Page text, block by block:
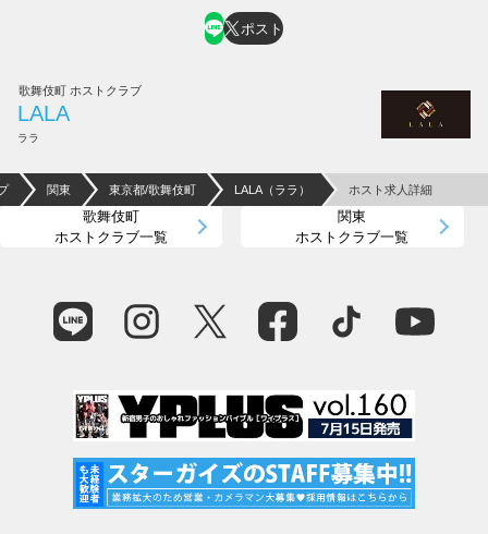
ポスト
歌舞伎町 ホストクラブ
LALA
ララ
関東 東京都/歌舞伎町 LALA（ララ） ホスト求人詳細
歌舞伎町
ホストクラブ一覧
関東
ホストクラブ一覧